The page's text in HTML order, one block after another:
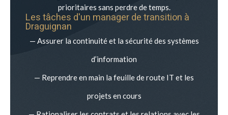
prioritaires sans perdre de temps.
Les tâches d'un manager de transition à
Draguignan
— Assurer la continuité et la sécurité des systèmes
d’information
— Reprendre en main la feuille de route IT et les
projets en cours